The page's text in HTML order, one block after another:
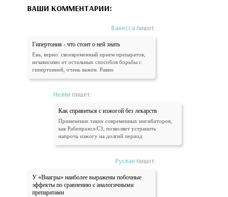
ВАШИ КОММЕНТАРИИ:
Ванесса пишет:
Гипертония - что стоит о ней знать
Ева, верно: своевременный прием препаратов,
независимо от остальных способов борьбы с
гипертонией, очень важен. Равно
Нелли пишет:
Как справиться с изжогой без лекарств
Применение таких современных ингибиторов,
как Рабепразол-СЗ, позволяет устранить
напрочь изжогу на долгий период
Руслан пишет:
У «Виагры» наиболее выражены побочные
эффекты по сравнению с аналогичными
препаратами